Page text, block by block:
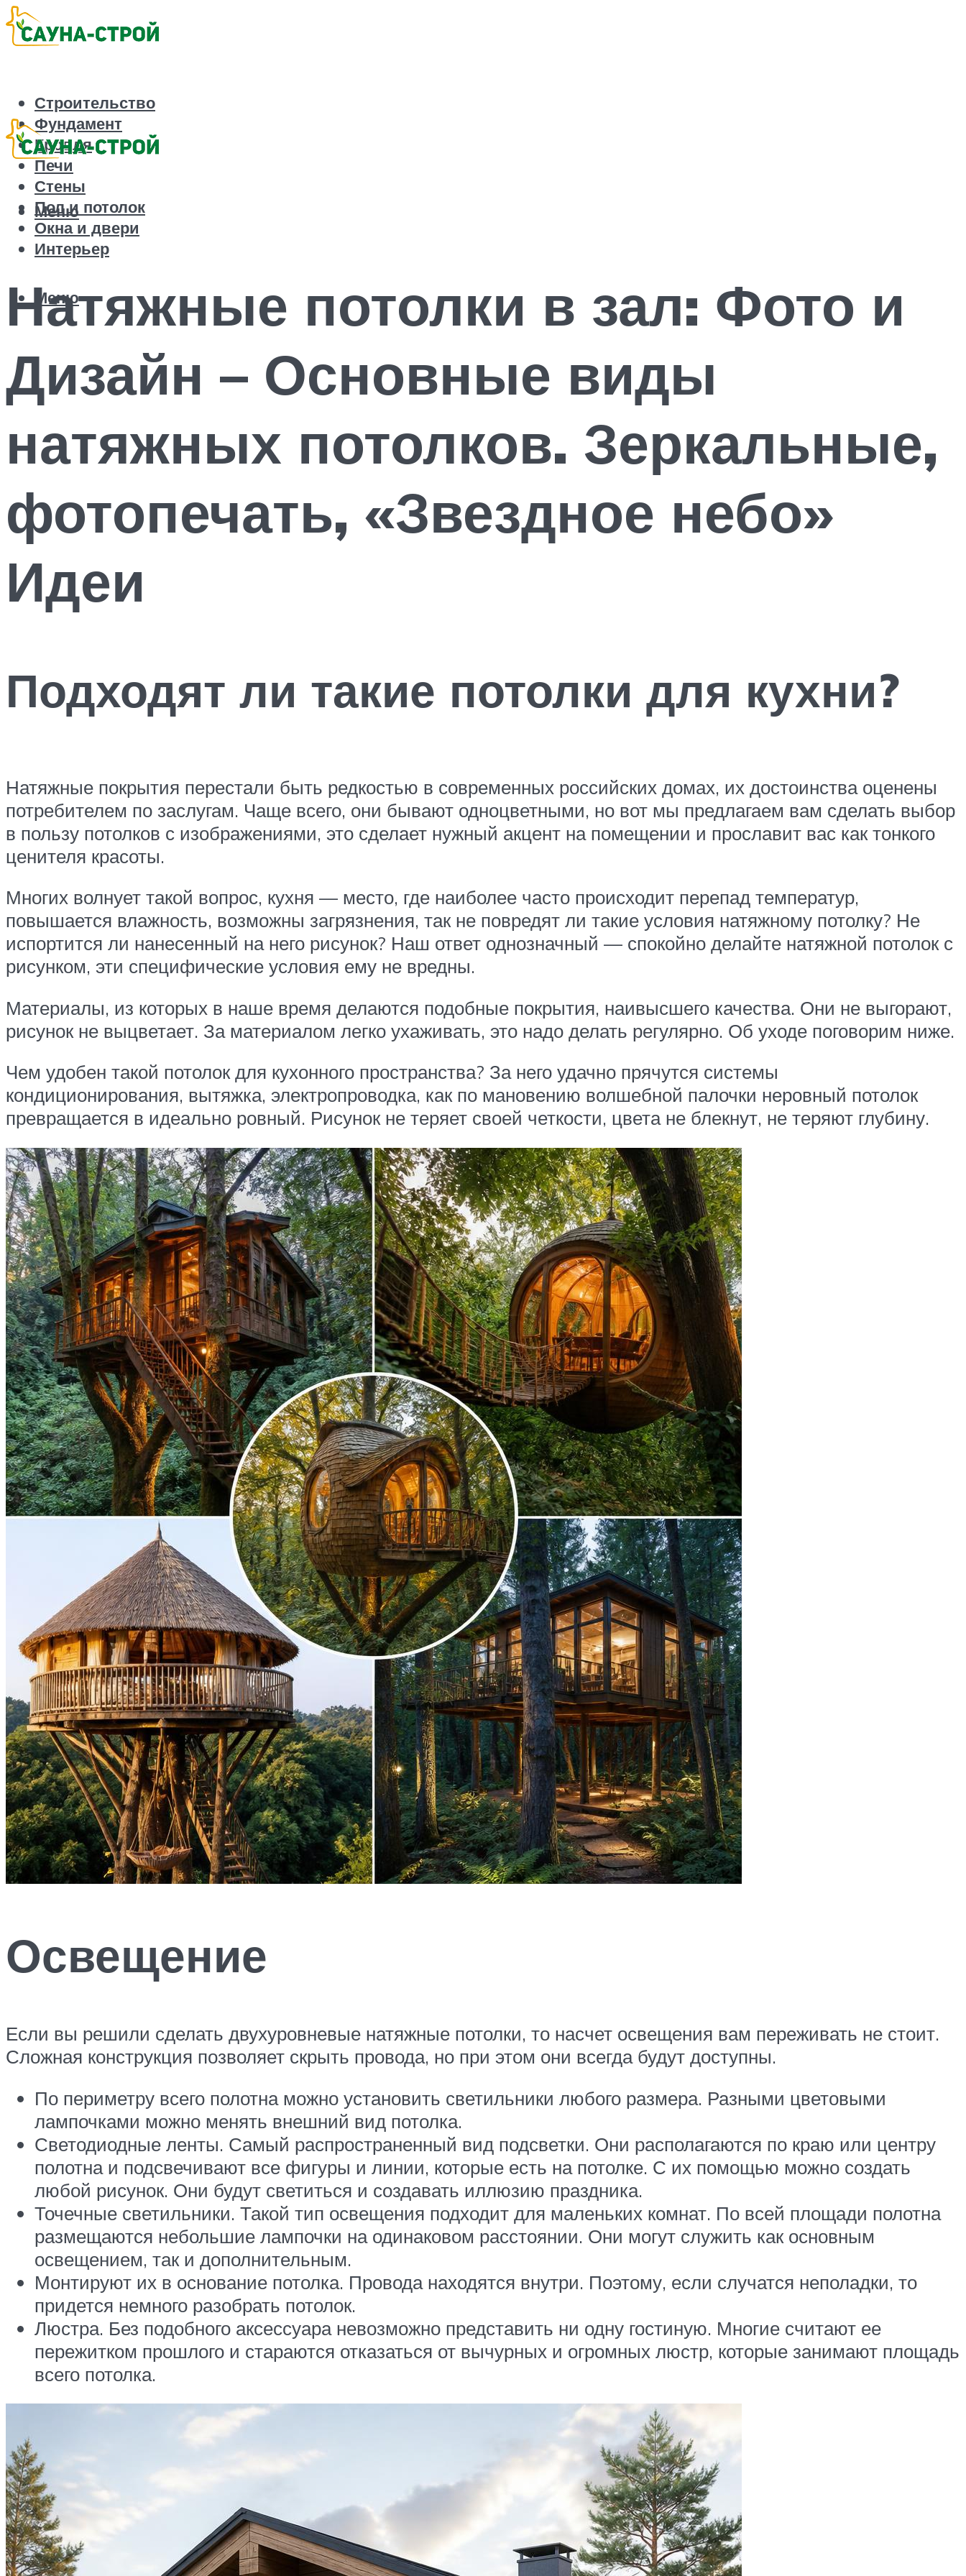
Строительство
Фундамент
Кровля
Печи
Стены
Пол и потолок
Окна и двери
Интерьер
Меню
Меню
Натяжные потолки в зал: Фото и
Дизайн – Основные виды
натяжных потолков. Зеркальные,
фотопечать, «Звездное небо»
Идеи
Подходят ли такие потолки для кухни?
Натяжные покрытия перестали быть редкостью в современных российских домах, их достоинства оценены
потребителем по заслугам. Чаще всего, они бывают одноцветными, но вот мы предлагаем вам сделать выбор
в пользу потолков с изображениями, это сделает нужный акцент на помещении и прославит вас как тонкого
ценителя красоты.
Многих волнует такой вопрос, кухня — место, где наиболее часто происходит перепад температур,
повышается влажность, возможны загрязнения, так не повредят ли такие условия натяжному потолку? Не
испортится ли нанесенный на него рисунок? Наш ответ однозначный — спокойно делайте натяжной потолок с
рисунком, эти специфические условия ему не вредны.
Материалы, из которых в наше время делаются подобные покрытия, наивысшего качества. Они не выгорают,
рисунок не выцветает. За материалом легко ухаживать, это надо делать регулярно. Об уходе поговорим ниже.
Чем удобен такой потолок для кухонного пространства? За него удачно прячутся системы
кондиционирования, вытяжка, электропроводка, как по мановению волшебной палочки неровный потолок
превращается в идеально ровный. Рисунок не теряет своей четкости, цвета не блекнут, не теряют глубину.
Освещение
Если вы решили сделать двухуровневые натяжные потолки, то насчет освещения вам переживать не стоит.
Сложная конструкция позволяет скрыть провода, но при этом они всегда будут доступны.
По периметру всего полотна можно установить светильники любого размера. Разными цветовыми
лампочками можно менять внешний вид потолка.
Светодиодные ленты. Самый распространенный вид подсветки. Они располагаются по краю или центру
полотна и подсвечивают все фигуры и линии, которые есть на потолке. С их помощью можно создать
любой рисунок. Они будут светиться и создавать иллюзию праздника.
Точечные светильники. Такой тип освещения подходит для маленьких комнат. По всей площади полотна
размещаются небольшие лампочки на одинаковом расстоянии. Они могут служить как основным
освещением, так и дополнительным.
Монтируют их в основание потолка. Провода находятся внутри. Поэтому, если случатся неполадки, то
придется немного разобрать потолок.
Люстра. Без подобного аксессуара невозможно представить ни одну гостиную. Многие считают ее
пережитком прошлого и стараются отказаться от вычурных и огромных люстр, которые занимают площадь
всего потолка.